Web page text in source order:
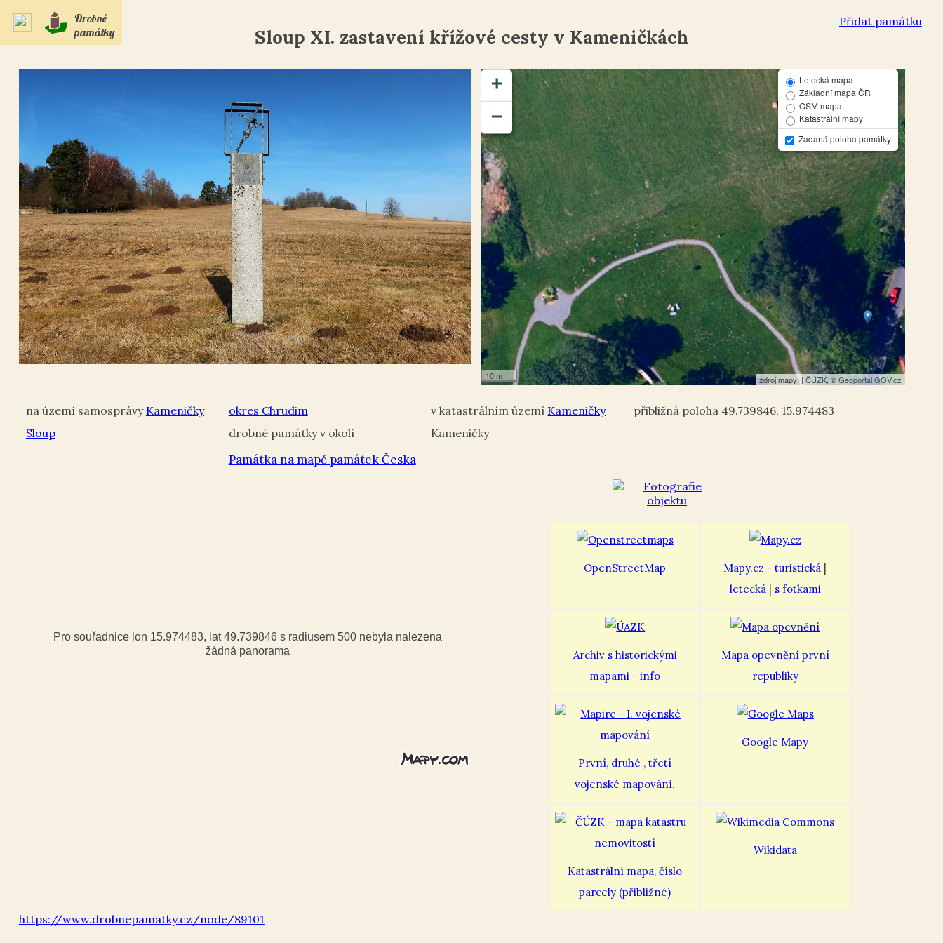
Přidat památku
Drobné
památky
Sloup XI. zastavení křížové cesty v Kameničkách
+
−
Letecká mapa
Základní mapa ČR
OSM mapa
Katastrální mapy
Zadaná poloha památky
10 m zdroj mapy: |ČÚZK, ©Geoportál GOV.cz
Kameničky okres Chrudim Kameničky 49.739846, 15.974483
Sloup
Památka na mapě památek Česka
Kameničky
Pro souřadnice lon 15.974483, lat 49.739846 s radiusem 500 nebyla nalezena
žádná panorama
OpenStreetMap Mapy.cz - turistická |
letecká| s fotkami
Archiv s historickými
mapami -info
Mapa opevnění první
republiky
První, druhé ,třetí
vojenské mapování.
Google Mapy
Katastrální mapa,číslo
parcely (přibližné)
Wikidata
https://www.drobnepamatky.cz/node/89101